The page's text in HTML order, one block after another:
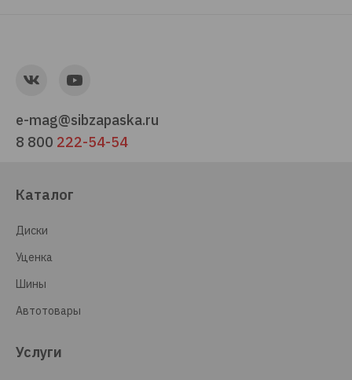
e-mag@sibzapaska.ru
8 800 222-54-54
Каталог
Диски
Уценка
Шины
Автотовары
Услуги